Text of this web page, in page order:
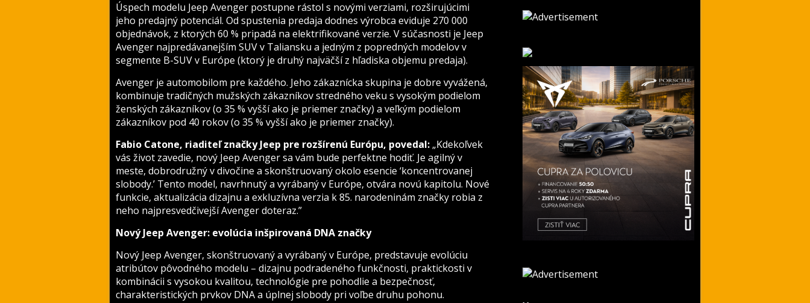
Úspech modelu Jeep Avenger postupne rástol s novými verziami, rozširujúcimi
jeho predajný potenciál. Od spustenia predaja dodnes výrobca eviduje 270 000
objednávok, z ktorých 60 % pripadá na elektrifikované verzie. V súčasnosti je Jeep
Avenger najpredávanejším SUV v Taliansku a jedným z popredných modelov v
segmente B-SUV v Európe (ktorý je druhý najväčší z hľadiska objemu predaja).
Avenger je automobilom pre každého. Jeho zákaznícka skupina je dobre vyvážená,
kombinuje tradičných mužských zákazníkov stredného veku s vysokým podielom
ženských zákazníkov (o 35 % vyšší ako je priemer značky) a veľkým podielom
zákazníkov pod 40 rokov (o 35 % vyšší ako je priemer značky).
Fabio Catone, riaditeľ značky Jeep pre rozšírenú Európu, povedal: „Kdekoľvek
vás život zavedie, nový Jeep Avenger sa vám bude perfektne hodiť. Je agilný v
meste, dobrodružný v divočine a skonštruovaný okolo esencie ‘koncentrovanej
slobody.’ Tento model, navrhnutý a vyrábaný v Európe, otvára novú kapitolu. Nové
funkcie, aktualizácia dizajnu a exkluzívna verzia k 85. narodeninám značky robia z
neho najpresvedčivejší Avenger doteraz.”
Nový Jeep Avenger: evolúcia inšpirovaná DNA značky
Nový Jeep Avenger, skonštruovaný a vyrábaný v Európe, predstavuje evolúciu
atribútov pôvodného modelu – dizajnu podradeného funkčnosti, praktickosti v
kombinácii s vysokou kvalitou, technológie pre pohodlie a bezpečnosť,
charakteristických prvkov DNA a úplnej slobody pri voľbe druhu pohonu.